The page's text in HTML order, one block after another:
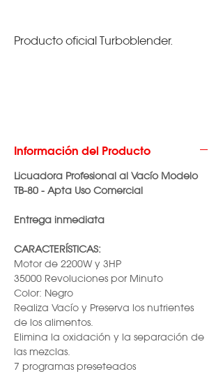
Producto oficial Turboblender.
Información del Producto
Licuadora Profesional al Vacío Modelo
TB-80 - Apta Uso Comercial
Entrega inmediata
CARACTERÍSTICAS:
Motor de 2200W y 3HP
35000 Revoluciones por Minuto
Color: Negro
Realiza Vacío y Preserva los nutrientes
de los alimentos.
Elimina la oxidación y la separación de
las mezclas.
7 programas preseteados